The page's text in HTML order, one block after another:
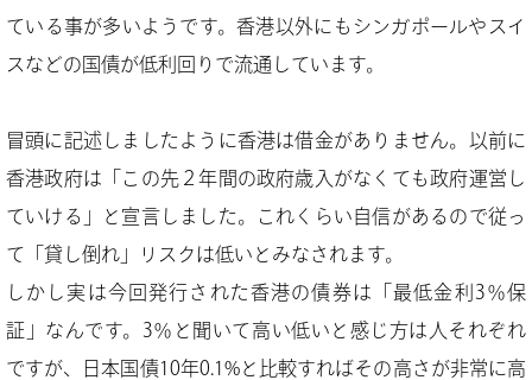
ている事が多いようです。香港以外にもシンガポールやスイ
スなどの国債が低利回りで流通しています。
冒頭に記述しましたように香港は借金がありません。以前に
香港政府は「この先２年間の政府歳入がなくても政府運営し
ていける」と宣言しました。これくらい自信があるので従っ
て「貸し倒れ」リスクは低いとみなされます。
しかし実は今回発行された香港の債券は「最低金利3％保
証」なんです。3％と聞いて高い低いと感じ方は人それぞれ
ですが、日本国債10年0.1%と比較すればその高さが非常に高